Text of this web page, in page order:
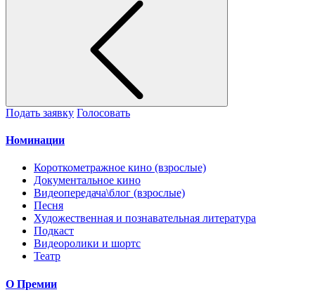
Подать заявку Голосовать
Номинации
Короткометражное кино (взрослые)
Документальное кино
Видеопередача\блог (взрослые)
Песня
Художественная и познавательная литература
Подкаст
Видеоролики и шортс
Театр
О Премии